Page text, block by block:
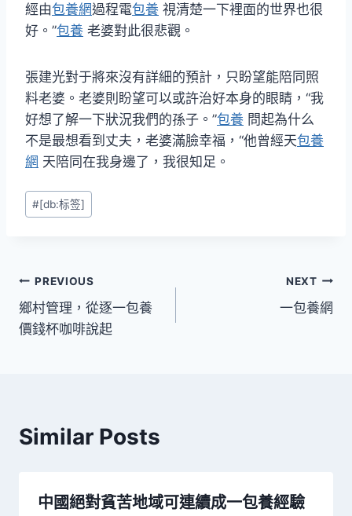
經由包養網過程電包養 視清楚一下裡面的世界也很
好。”包養 老婆對此很悲觀。
張建光對于將來沒有詳細的預計，只盼望能陪同照
料老婆。老婆則盼望可以或許治好本身的眼睛，“我
好想了解一下狀況我們的孫子。”包養 問起為什么
不是最想看到丈夫，老婆滿臉幸福，“他曾經天包養
網 天陪同在我身邊了，我很知足。
Post
Tags:
#[db:标签]
文
章
PREVIOUS
鄉村管理，從逐一包養
價錢杯咖啡說起
NEXT
一包養網
Similar Posts
中國絕對貧苦地域可連續成一包養經驗